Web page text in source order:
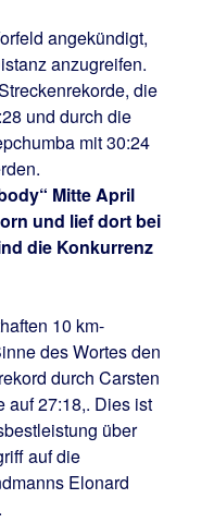
angekündigt,
anzugreifen.
die
und durch die
mit 30:24
Mitte April
und lief dort bei
die Konkurrenz
10 km-
des Wortes den
durch Carsten
auf 27:18,. Dies ist
über
auf die
Elonard